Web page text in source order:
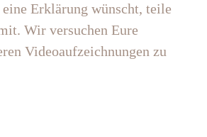
Erklärung wünscht, teile
Wir versuchen Eure
Videoaufzeichnungen zu